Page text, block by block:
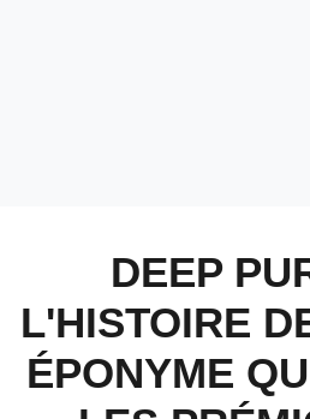
DEEP
L'HISTOIRE
ÉPONYME